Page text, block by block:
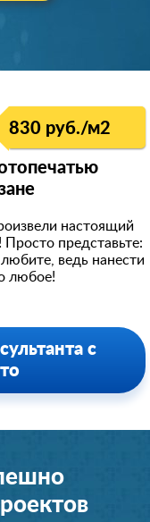
830 руб./м2
настоящий
представьте:
ведь нанести
любое!
с